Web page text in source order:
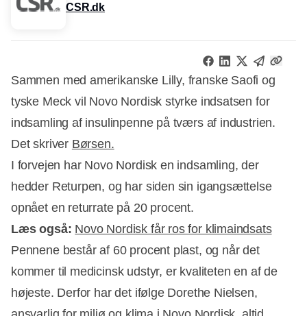
CSR.dk
Sammen med amerikanske Lilly, franske Saofi og
tyske Meck vil Novo Nordisk styrke indsatsen for
indsamling af insulinpenne på tværs af industrien.
Det skriver Børsen.
I forvejen har Novo Nordisk en indsamling, der
hedder Returpen, og har siden sin igangsættelse
opnået en returrate på 20 procent.
Læs også: Novo Nordisk får ros for klimaindsats
Pennene består af 60 procent plast, og når det
kommer til medicinsk udstyr, er kvaliteten en af de
højeste. Derfor har det ifølge Dorethe Nielsen,